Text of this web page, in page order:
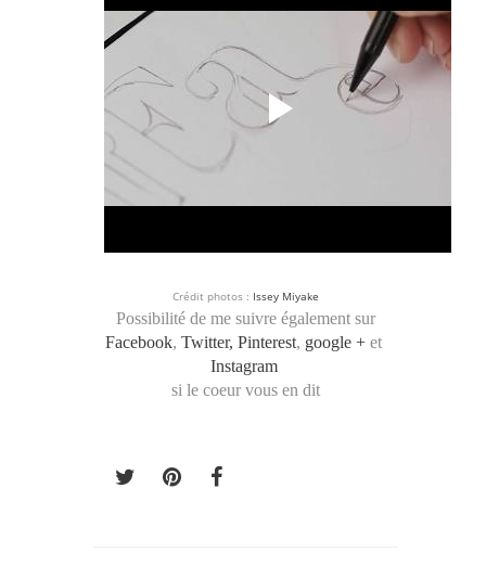
Crédit photos : Issey Miyake
Possibilité de me suivre également sur
Facebook, Twitter, Pinterest, google + et
Instagram
si le coeur vous en dit